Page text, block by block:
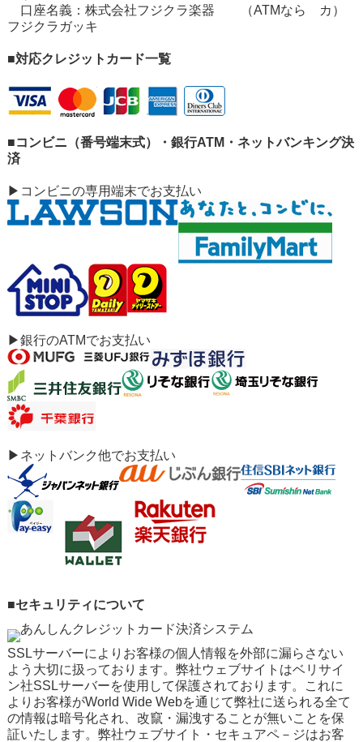
口座名義：株式会社フジクラ楽器 （ATMなら カ）
フジクラガッキ
■対応クレジットカード一覧
■コンビニ（番号端末式）・銀行ATM・ネットバンキング決
済
▶コンビニの専用端末でお支払い
▶銀行のATMでお支払い
▶ネットバンク他でお支払い
■セキュリティについて
SSLサーバーによりお客様の個人情報を外部に漏らさない
よう大切に扱っております。弊社ウェブサイトはベリサイ
ン社SSLサーバーを使用して保護されております。これに
よりお客様がWorld Wide Webを通じて弊社に送られる全て
の情報は暗号化され、改竄・漏洩することが無いことを保
証いたします。弊社ウェブサイト・セキュアペ－ジはお客